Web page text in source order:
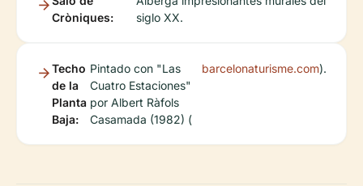
Cròniques:
siglo XX.
Techo
de la
Planta
Baja:
Pintado con "Las
Cuatro Estaciones"
por Albert Ràfols
Casamada (1982) (
barcelonaturisme.com).